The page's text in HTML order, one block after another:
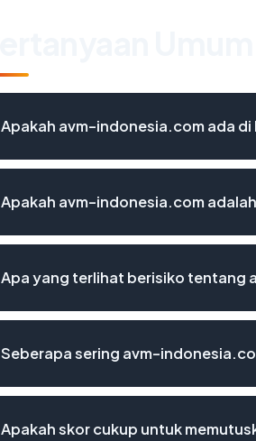
Apakah avm-indonesia.com ada
Apakah avm-indonesia.com
Apa yang terlihat berisiko tentang
Seberapa sering avm-
Apakah skor cukup untuk